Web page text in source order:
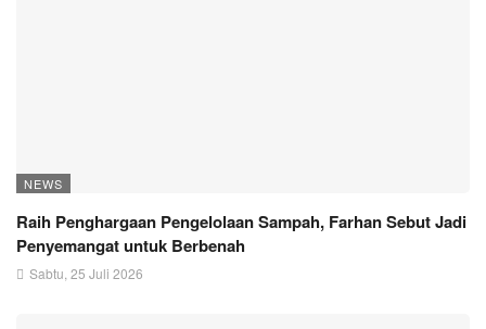
NEWS
Raih Penghargaan Pengelolaan Sampah, Farhan Sebut Jadi
Penyemangat untuk Berbenah
Sabtu, 25 Juli 2026